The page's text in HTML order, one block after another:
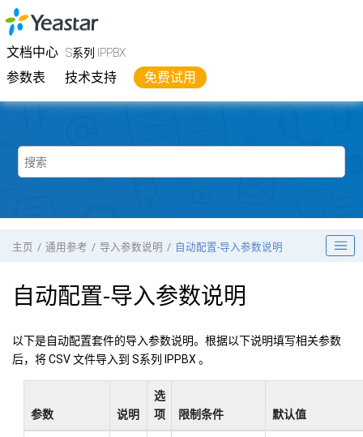
跳转到主要内容
文档中心 S系列 IPPBX
参数表 技术支持 免费试用
YeastarS系列 IPPBX
主页 通用参考 导入参数说明 自动配置-导入参数说明
自动配置-导入参数说明
以下是自动配置套件的导入参数说明。根据以下说明填写相关参数
后，将 CSV 文件导入到 S系列 IPPBX 。
参数 说明
选
项
限制条件 默认值